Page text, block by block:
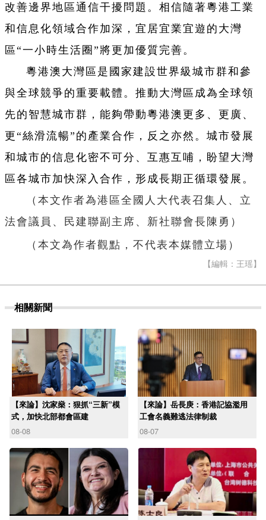
改善邊界地區通信干擾問題。相信隨著粵港工業
和信息化領域合作加深，宜居宜業宜遊的大灣
區“一小時生活圈”將更加優質完善。
粵港澳大灣區是國家建設世界級城市群和參
與全球競爭的重要載體。推動大灣區成為全球領
先的智慧城市群，能夠帶動粵港澳更多、更廣、
更“絲滑流暢”的產業合作，反之亦然。城市發展
和城市的信息化密不可分、互惠互哺，盼望大灣
區各城市加快深入合作，形成長期正循環發展。
（本文作者為港區全國人大代表召集人、立
法會議員、民建聯副主席、新社聯會長陳勇）
（本文為作者觀點，不代表本媒體立場）
【編輯：王瑶】
相關新聞
【來論】沈家燊：狠抓“三新”模
式，加快北部都會區建
08-08
【來論】岳長庚：香港記協濫用
工會名義難逃法律制裁
08-07